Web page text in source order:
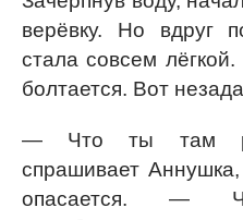
верёвку. Но вдруг
стала совсем
болтается. Вот
— Что ты там
спрашивает
опасается. —